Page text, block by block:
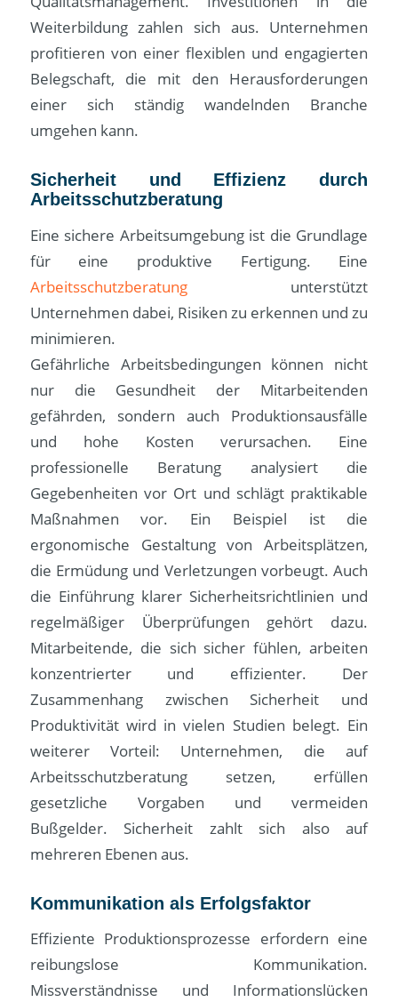
Weiterbildung zahlen sich aus. Unternehmen
profitieren von einer flexiblen und engagierten
Belegschaft, die mit den Herausforderungen
einer sich ständig wandelnden Branche
umgehen kann.
Sicherheit und Effizienz durch
Arbeitsschutzberatung
Eine sichere Arbeitsumgebung ist die Grundlage
für eine produktive Fertigung. Eine
Arbeitsschutzberatungunterstützt
Unternehmen dabei, Risiken zu erkennen und zu
minimieren.
Gefährliche Arbeitsbedingungen können nicht
nur die Gesundheit der Mitarbeitenden
gefährden, sondern auch Produktionsausfälle
und hohe Kosten verursachen. Eine
professionelle Beratung analysiert die
Gegebenheiten vor Ort und schlägt praktikable
Maßnahmen vor. Ein Beispiel ist die
ergonomische Gestaltung von Arbeitsplätzen,
die Ermüdung und Verletzungen vorbeugt. Auch
die Einführung klarer Sicherheitsrichtlinien und
regelmäßiger Überprüfungen gehört dazu.
Mitarbeitende, die sich sicher fühlen, arbeiten
konzentrierter und effizienter. Der
Zusammenhang zwischen Sicherheit und
Produktivität wird in vielen Studien belegt. Ein
weiterer Vorteil: Unternehmen, die auf
Arbeitsschutzberatung setzen, erfüllen
gesetzliche Vorgaben und vermeiden
Bußgelder. Sicherheit zahlt sich also auf
mehreren Ebenen aus.
Kommunikation als Erfolgsfaktor
Effiziente Produktionsprozesse erfordern eine
reibungslose Kommunikation.
Missverständnisse und Informationslücken